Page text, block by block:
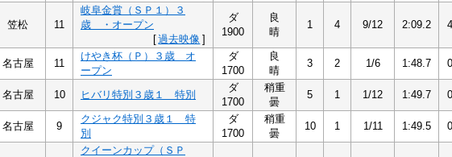
笠松 11
岐阜金賞（ＳＰ１）３
歳 ・オープン
[過去映像 ]
ダ
1900
良
晴
1 4 9/12 2:09.2
名古屋 11
けやき杯（Ｐ）３歳 オ
ープン
ダ
1700
良
晴
3 2 1/6 1:48.7
名古屋 10 ヒバリ特別３歳１ 特別
ダ
1700
稍重
曇
5 1 1/12 1:49.7
名古屋 9
クジャク特別３歳１ 特
別
ダ
1700
稍重
曇
10 1 1/11 1:49.5
クイーンカップ（ＳＰ